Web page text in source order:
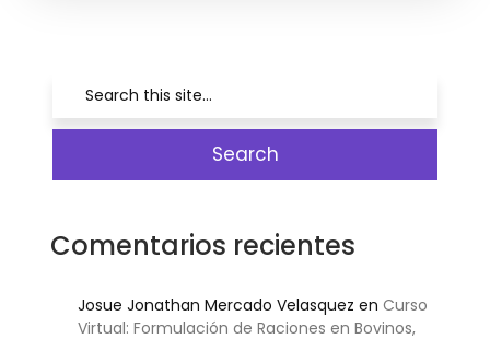
Comentarios recientes
Josue Jonathan Mercado Velasquez en Curso
Virtual: Formulación de Raciones en Bovinos,